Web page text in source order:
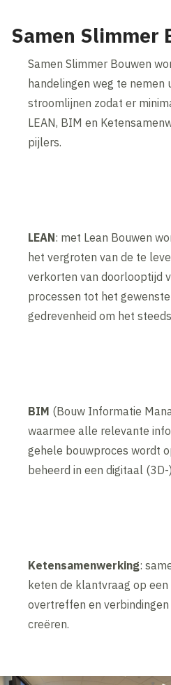
Samen Slimmer
Samen Slimmer Bouwen
handelingen weg te nemen
stroomlijnen zodat er
LEAN, BIM en
pijlers.
LEAN: met Lean Bouwen
het vergroten van de te
verkorten van doorlooptijd
processen tot het
gedrevenheid om het
BIM (Bouw Informatie
waarmee alle relevante
gehele bouwproces wordt
beheerd in een digitaal
Ketensamenwerking:
keten de klantvraag op
overtreffen en
creëren.